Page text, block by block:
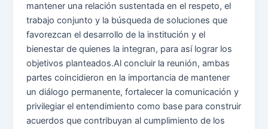
mantener una relación sustentada en el respeto, el
trabajo conjunto y la búsqueda de soluciones que
favorezcan el desarrollo de la institución y el
bienestar de quienes la integran, para así lograr los
objetivos planteados.Al concluir la reunión, ambas
partes coincidieron en la importancia de mantener
un diálogo permanente, fortalecer la comunicación y
privilegiar el entendimiento como base para construir
acuerdos que contribuyan al cumplimiento de los